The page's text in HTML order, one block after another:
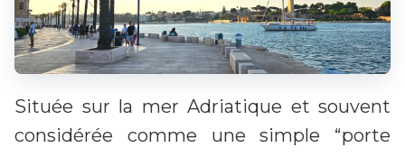
Située sur la mer Adriatique et souvent
considérée comme une simple “porte